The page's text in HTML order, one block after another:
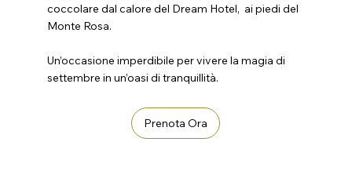
coccolare dal calore del Dream Hotel, ai piedi del
Monte Rosa.
Un’occasione imperdibile per vivere la magia di
settembre in un’oasi di tranquillità.
Prenota Ora